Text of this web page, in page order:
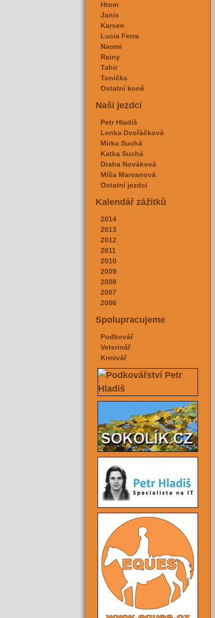
Hrom
Janis
Karsen
Lucia Ferra
Naomi
Rainy
Tahir
Tonička
Ostatní koně
Naši jezdci
Petr Hladiš
Lenka Dvořáčková
Mirka Suchá
Katka Suchá
Draha Nováková
Míša Marvanová
Ostatní jezdci
Kalendář zážitků
2014
2013
2012
2011
2010
2009
2008
2007
2006
Spolupracujeme
Podkovář
Veterinář
Krmivář